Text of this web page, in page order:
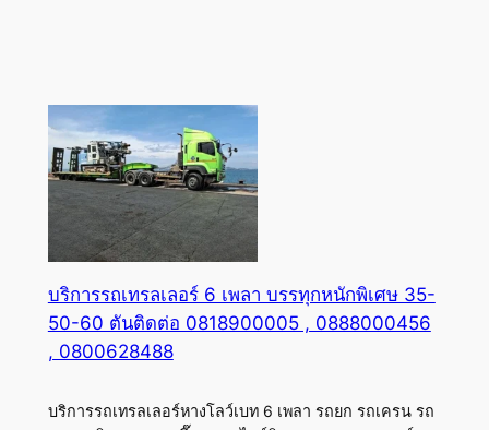
บริการรถเทรลเลอร์ 6 เพลา บรรทุกหนักพิเศษ 35-
50-60 ตันติดต่อ 0818900005 , 0888000456
, 0800628488
บริการรถเทรลเลอร์หางโลว์เบท 6 เพลา รถยก รถเครน รถ